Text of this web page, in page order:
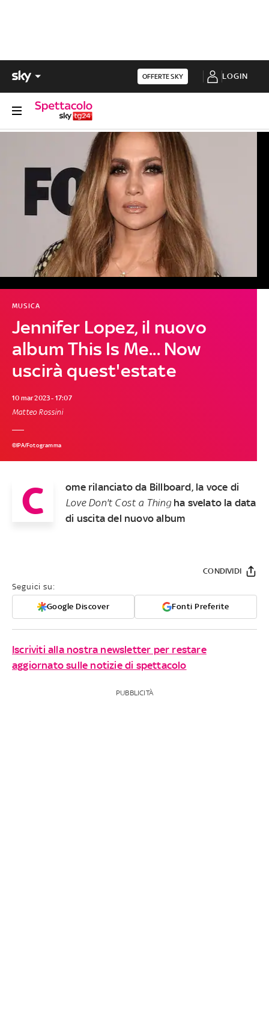
OFFERTE SKY LOGIN
Jennifer Lopez, il nuovo
album This Is Me... Now
uscirà quest'estate
MUSICA
10 mar 2023 - 17:07
Matteo Rossini
©IPA/Fotogramma
C
ome rilanciato da Billboard, la voce di
Love Don't Cost a Thingha svelato la data
di uscita del nuovo album
Seguici su:
Google Discover Fonti Preferite
CONDIVIDI
Iscriviti alla nostra newsletter per restare
aggiornato sulle notizie di spettacolo
PUBBLICITÀ